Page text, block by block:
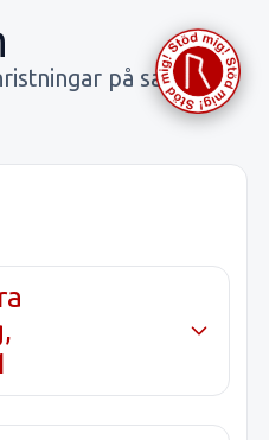
på samma